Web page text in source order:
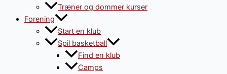
Træner og dommer kurser
Forening
Start en klub
Spil basketball
Find en klub
Camps